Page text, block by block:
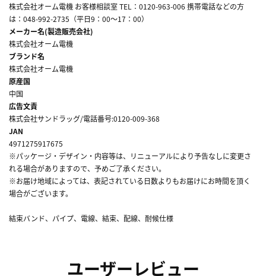
株式会社オーム電機 お客様相談室 TEL：0120-963-006 携帯電話などの方
は：048-992-2735（平日9：00～17：00）
メーカー名(製造販売会社)
株式会社オーム電機
ブランド名
株式会社オーム電機
原産国
中国
広告文責
株式会社サンドラッグ/電話番号:0120-009-368
JAN
4971275917675
※パッケージ・デザイン・内容等は、リニューアルにより予告なしに変更さ
れる場合がありますので、予めご了承ください。
※お届け地域によっては、表記されている日数よりもお届けにお時間を頂く
場合がございます。
結束バンド、パイプ、電線、結束、配線、耐候仕様
ユーザーレビュー